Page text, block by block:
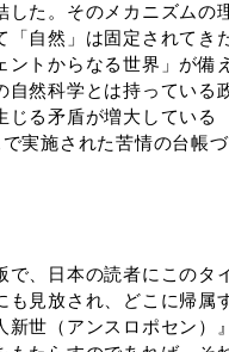
た。そのメカニズムの
自然」は固定されてき
トからなる世界」が備
然科学とは持っている
じる矛盾が増大している
実施された苦情の台帳
、日本の読者にこのタ
見放され、どこに帰属
世（アンスロポセン